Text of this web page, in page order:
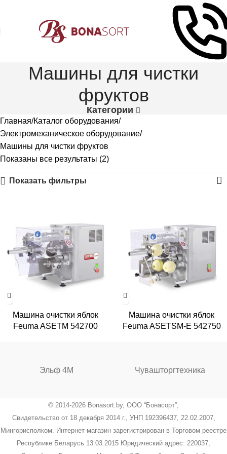
Машины для чистки
фруктов
Категории
Главная Каталог оборудования
Электромеханическое оборудование
Машины для чистки фруктов
Показаны все результаты (2)
Показать фильтры
Машина очистки яблок
Feuma ASETM 542700
Машина очистки яблок
Feuma ASETSM-E 542750
Эльф 4М Чувашторгтехника
© 2014-2026 Bonasort.by, ООО “Бонасорт”,
Свидетельство от 18 декабря 2014 г., УНП 192396437, 22.02.2007,
Мингорисполком. Интернет-магазин зарегистрирован в Торговом реестре
Республике Беларусь 13.03.2015 Юридический адрес: 220037,